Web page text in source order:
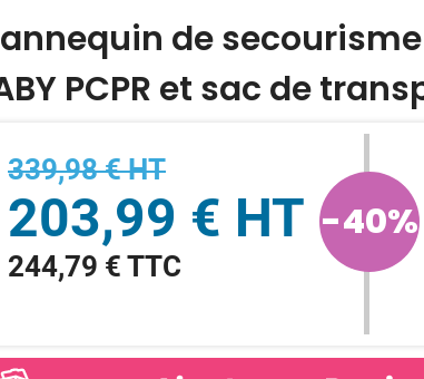
de secourisme
PCPR et sac de
339,98 € HT
203,99 € HT
244,79 € TTC
-40%